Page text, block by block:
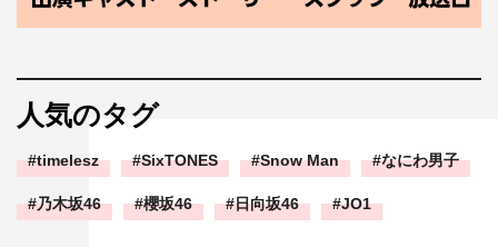
人気のタグ
timelesz SixTONES Snow Man なにわ男子
乃木坂46 櫻坂46 日向坂46 JO1